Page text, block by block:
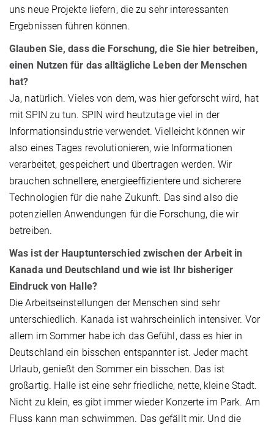
uns neue Projekte liefern, die zu sehr interessanten
Ergebnissen führen können.
Glauben Sie, dass die Forschung, die Sie hier betreiben,
einen Nutzen für das alltägliche Leben der Menschen
hat?
Ja, natürlich. Vieles von dem, was hier geforscht wird, hat
mit SPIN zu tun. SPIN wird heutzutage viel in der
Informationsindustrie verwendet. Vielleicht können wir
also eines Tages revolutionieren, wie Informationen
verarbeitet, gespeichert und übertragen werden. Wir
brauchen schnellere, energieeffizientere und sicherere
Technologien für die nahe Zukunft. Das sind also die
potenziellen Anwendungen für die Forschung, die wir
betreiben.
Was ist der Hauptunterschied zwischen der Arbeit in
Kanada und Deutschland und wie ist Ihr bisheriger
Eindruck von Halle?
Die Arbeitseinstellungen der Menschen sind sehr
unterschiedlich. Kanada ist wahrscheinlich intensiver. Vor
allem im Sommer habe ich das Gefühl, dass es hier in
Deutschland ein bisschen entspannter ist. Jeder macht
Urlaub, genießt den Sommer ein bisschen. Das ist
großartig. Halle ist eine sehr friedliche, nette, kleine Stadt.
Nicht zu klein, es gibt immer wieder Konzerte im Park. Am
Fluss kann man schwimmen. Das gefällt mir. Und die